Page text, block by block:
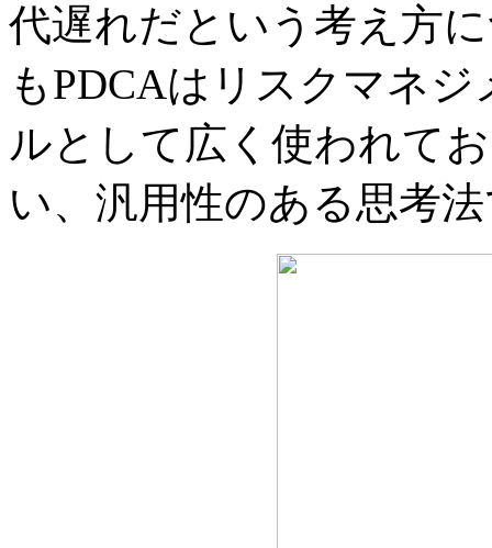
代遅れだという考え方
もPDCAはリスクマネ
ルとして広く使われて
い、汎用性のある思考